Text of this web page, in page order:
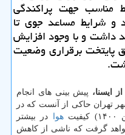
مناسب جهت پراکندگی
و شرایط مساعد جوی تا
داشت و با وجود افزایش
پایتخت برقراری وضعیت
ایسنا، پیش بینی های انجام
تهران حاکی از آنست که در
هوا در بیشتر
گرفت که ناشی از کاهش